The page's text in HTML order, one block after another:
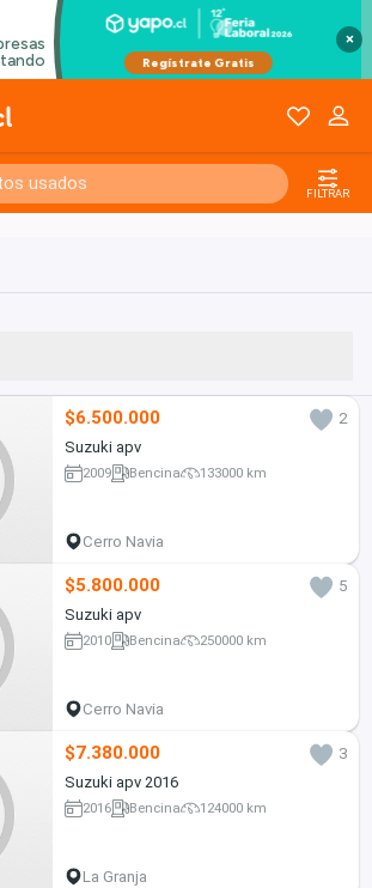
×
FILTRAR
$6.500.000
2
Suzuki apv
2009 Bencina 133000 km
Cerro Navia
$5.800.000
5
Suzuki apv
2010 Bencina 250000 km
Cerro Navia
$7.380.000
3
Suzuki apv 2016
2016 Bencina 124000 km
La Granja